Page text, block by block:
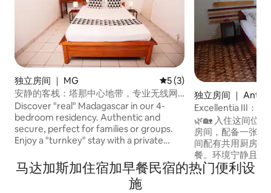
独立房间 ｜ MG 平均评分 5 分（满分 5 分）
5 (3)
安静的客栈：塔那中心地带，专业无线网
络 マダガスカル宿
Discover "real" Madagascar in our 4-
bedroom residency. Authentic and
secure, perfect for families or groups.
Enjoy a "turnkey" stay with a private
parking. Close to the center and
landmarks, relax on our private terrace.
Experience the local vibe and share
独立房间 ｜
Excellentia III：独
🌿🏡 入住这间位
房间，配备一张双
间配有共用厨房和
餐。环境宁静且安全。 适合1人
住。 ✨ 设施： - 1张双人床 + 🛏️ - 无线网络
📶 - Soatrans和Cotisse公交车站（步行10
马达加斯加住宿加早餐民宿的热门便利设
施